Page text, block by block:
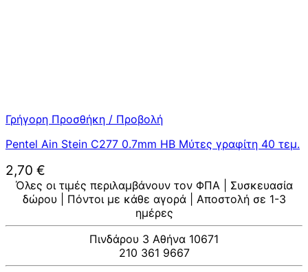
Γρήγορη Προσθήκη / Προβολή
Pentel Ain Stein C277 0.7mm HB Μύτες γραφίτη 40 τεμ.
2,70 €
Όλες οι τιμές περιλαμβάνουν τον ΦΠΑ | Συσκευασία
δώρου | Πόντοι με κάθε αγορά | Αποστολή σε 1-3
ημέρες
Πινδάρου 3 Αθήνα 10671
210 361 9667